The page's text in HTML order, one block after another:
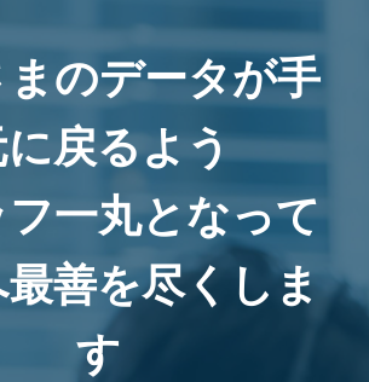
のデータが手
に戻るよう
一丸となって
善を尽くしま
す